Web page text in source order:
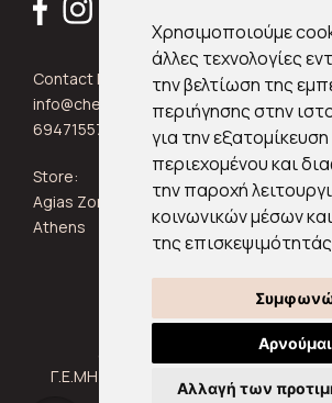
Χρησιμοποιούμε
άλλες τεχνολογίες
την βελτίωση της
περιήγησης στην
για την εξατομίκευση
περιεχομένου και
την παροχή
κοινωνικών μέσων
της
Αρνούμαι
Αλλαγή των
Contact Info:
info@cherrymuse.com
6947155705
Store:
Agias Zonis 24, Kypseli 11361
Athens
© 2024
All rights
Γ.Ε.ΜΗ:158540603000 | Created by